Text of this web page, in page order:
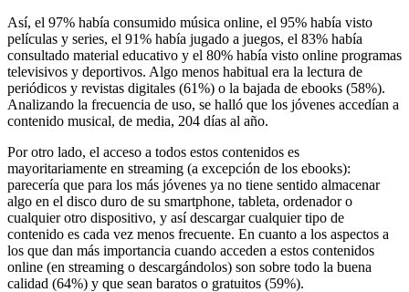
Así, el 97% había consumido música online, el 95% había visto
películas y series, el 91% había jugado a juegos, el 83% había
consultado material educativo y el 80% había visto online programas
televisivos y deportivos. Algo menos habitual era la lectura de
periódicos y revistas digitales (61%) o la bajada de ebooks (58%).
Analizando la frecuencia de uso, se halló que los jóvenes accedían a
contenido musical, de media, 204 días al año.
Por otro lado, el acceso a todos estos contenidos es
mayoritariamente en streaming (a excepción de los ebooks):
parecería que para los más jóvenes ya no tiene sentido almacenar
algo en el disco duro de su smartphone, tableta, ordenador o
cualquier otro dispositivo, y así descargar cualquier tipo de
contenido es cada vez menos frecuente. En cuanto a los aspectos a
los que dan más importancia cuando acceden a estos contenidos
online (en streaming o descargándolos) son sobre todo la buena
calidad (64%) y que sean baratos o gratuitos (59%).